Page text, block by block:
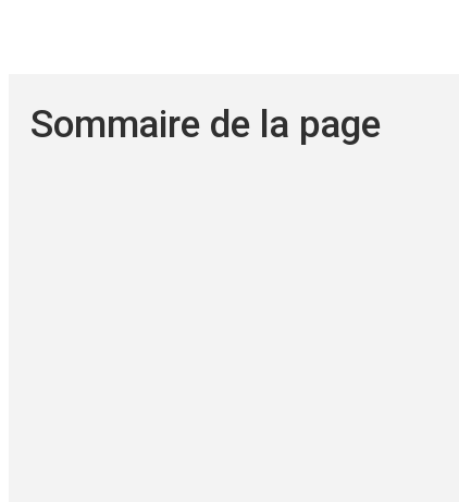
Sommaire de la page